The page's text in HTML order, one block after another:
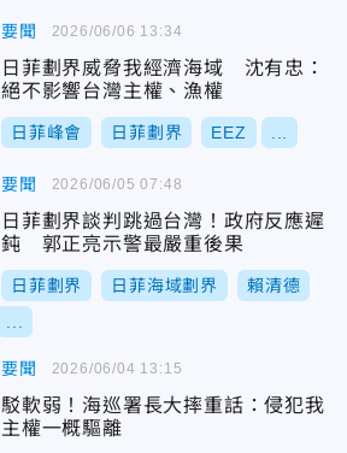
要聞
日菲劃界威脅我經濟海域 沈有忠：
絕不影響台灣主權、漁權
日菲峰會 日菲劃界 EEZ
2026/06/06 13:34
要聞
日菲劃界談判跳過台灣！政府反應遲
鈍 郭正亮示警最嚴重後果
日菲劃界 日菲海域劃界 賴清德
2026/06/05 07:48
要聞
駁軟弱！海巡署長大摔重話：侵犯我
主權一概驅離
2026/06/04 13:15